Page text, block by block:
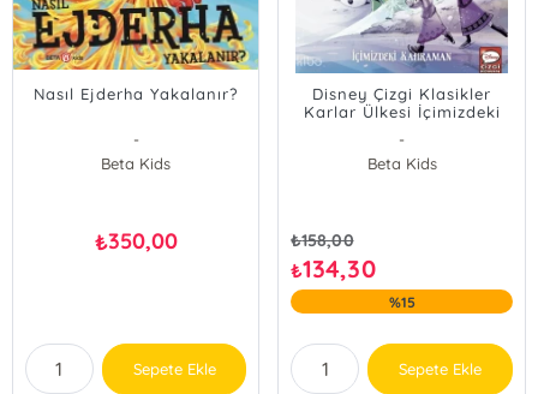
Nasıl Ejderha Yakalanır?
-
Beta Kids
₺350,00
Sepete Ekle
Disney Çizgi Klasikler
Karlar Ülkesi İçimizdeki
-
Beta Kids
₺158,00
₺134,30
%15
Sepete Ekle